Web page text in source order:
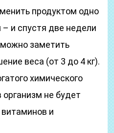
продуктом одно
и спустя две недели
заметить
веса (от 3 до 4 кг).
химического
не будет
и